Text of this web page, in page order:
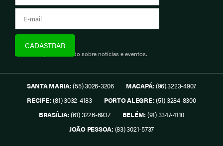
Assine e fique informado sobre notícias e eventos.
SANTA MARIA:(55) 3026-3206 MACAPÁ: (96) 3223-4907
RECIFE:(81) 3032-4183 PORTO ALEGRE:(51) 3284-8300
BRASÍLIA:(61) 3226-6937 BELÉM: (91) 3347-4110
JOÃO PESSOA: (83) 3021-5737